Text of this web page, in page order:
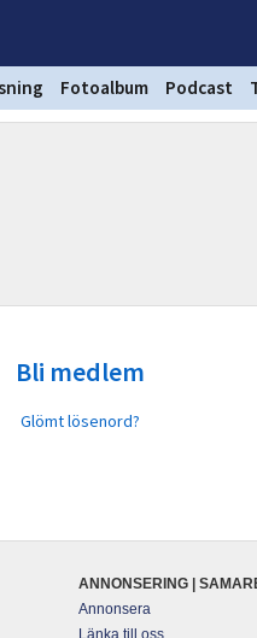
Fotoalbum Podcast
Bli medlem
Glömt lösenord?
ANNONSERING |
Annonsera
Länka till oss